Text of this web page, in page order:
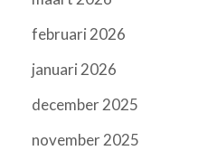
februari 2026
januari 2026
december 2025
november 2025